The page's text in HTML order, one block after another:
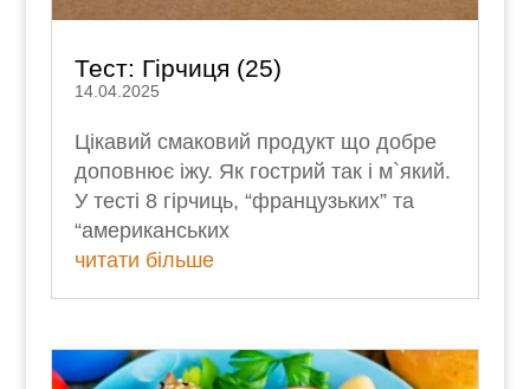
Тест: Гірчиця (25)
14.04.2025
Цікавий смаковий продукт що добре
доповнює іжу. Як гострий так і м`який.
У тесті 8 гірчиць, “французьких” та
“американських
читати більше